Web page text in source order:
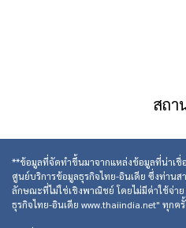
สถา
**ข้อมูลที่จัดทำขึ้นมาจากแหล่งข้อมูลที่น่าเชื่
ศูนย์บริการข้อมูลธุรกิจไทย-อินเดีย ซึ่งท่าน
ลักษณะที่ไม่ใช่เชิงพาณิชย์ โดยไม่มีค่าใช้จ่า
ธุรกิจไทย-อินเดีย www.thaiindia.net" ทุกค